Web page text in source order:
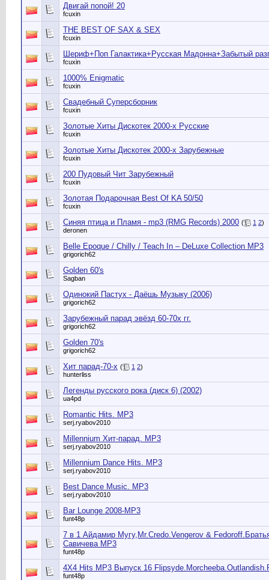
Двигай попой! 20
fcuxin
THE BEST OF SAX & SEX
fcuxin
Шериф+Поп Галактика+Русская Мадонна+Забытый
fcuxin
1000% Enigmatic
fcuxin
Свадебный Суперсборник
fcuxin
Золотые Хиты Дискотек 2000-х Русские
fcuxin
Золотые Хиты Дискотек 2000-х Зарубежные
fcuxin
200 Пудовый Чит Зарубежный
fcuxin
Золотая Подарочная Best Of KA 50/50
fcuxin
Синяя птица и Пламя - mp3 (RMG Records) 2000 ( 1 2)
deronen
Belle Epoque / Chilly / Teach In – DeLuxe Collection MP3
grigorich62
Golden 60's
Sagban
Одинокий Пастух - Даёшь Музыку (2006)
grigorich62
Зарубежный парад эвёзд 60-70х гг.
grigorich62
Golden 70's
grigorich62
Хит парад-70-х ( 1 2)
hunterliss
Легенды русского рока (диск 6) (2002)
ua4pd
Romantic Hits. MP3
serj.ryabov2010
Millennium Хит-парад. MP3
serj.ryabov2010
Millennium Dance Hits. MP3
serj.ryabov2010
Best Dance Music. MP3
serj.ryabov2010
Bar Lounge 2008-MP3
funt48p
7 в 1 Айдамир Мугу,Mr.Credo.Vengerov &
Савичева МР3
funt48p
4Х4 Hits MP3 Выпуск 16
funt48p